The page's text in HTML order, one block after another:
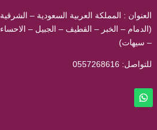
العنوان : المملكة العربية السعودية – الشرقية
(الدمام – الخبر – القطيف – الجبيل – الاحساء
– سيهات)
للتواصل: ⁦ 0557268616